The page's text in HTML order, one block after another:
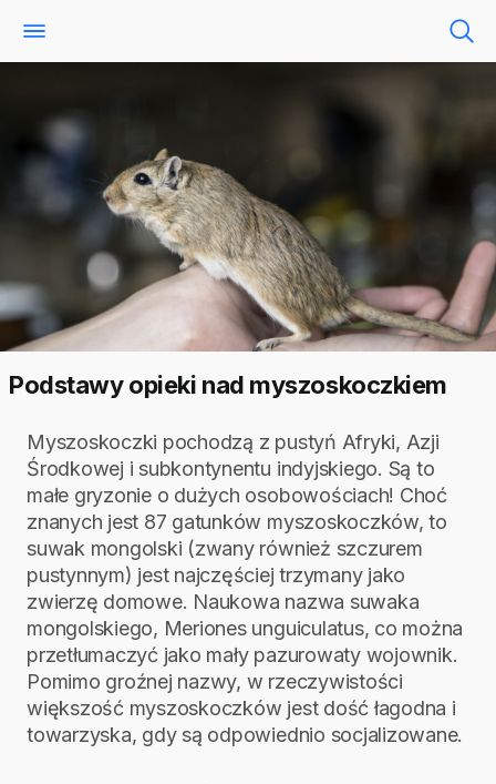
Podstawy opieki nad myszoskoczkiem
Myszoskoczki pochodzą z pustyń Afryki, Azji
Środkowej i subkontynentu indyjskiego. Są to
małe gryzonie o dużych osobowościach! Choć
znanych jest 87 gatunków myszoskoczków, to
suwak mongolski (zwany również szczurem
pustynnym) jest najczęściej trzymany jako
zwierzę domowe. Naukowa nazwa suwaka
mongolskiego, Meriones unguiculatus, co można
przetłumaczyć jako mały pazurowaty wojownik.
Pomimo groźnej nazwy, w rzeczywistości
większość myszoskoczków jest dość łagodna i
towarzyska, gdy są odpowiednio socjalizowane.